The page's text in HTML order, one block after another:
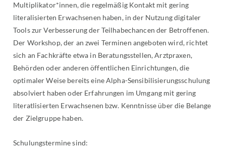
Multiplikator*innen, die regelmäßig Kontakt mit gering
literalisierten Erwachsenen haben, in der Nutzung digitaler
Tools zur Verbesserung der Teilhabechancen der Betroffenen.
Der Workshop, der an zwei Terminen angeboten wird, richtet
sich an Fachkräfte etwa in Beratungsstellen, Arztpraxen,
Behörden oder anderen öffentlichen Einrichtungen, die
optimaler Weise bereits eine Alpha-Sensibilisierungsschulung
absolviert haben oder Erfahrungen im Umgang mit gering
literatlisierten Erwachsenen bzw. Kenntnisse über die Belange
der Zielgruppe haben.
Schulungstermine sind: